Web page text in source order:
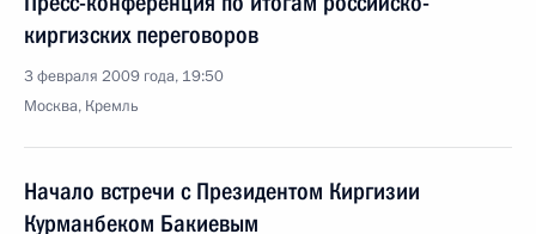
киргизских переговоров
3 февраля 2009 года, 19:50
Москва, Кремль
Начало встречи с Президентом Киргизии
Курманбеком Бакиевым